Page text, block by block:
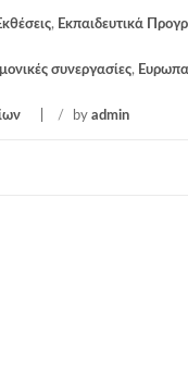
, Εκπαιδευτικά
συνεργασίες,
/ by admin